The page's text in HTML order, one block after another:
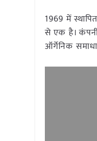
1969 में
से एक है।
ऑर्गेनिक